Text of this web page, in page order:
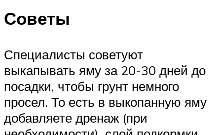
Советы
Специалисты советуют
выкапывать яму за 20-30 дней до
посадки, чтобы грунт немного
просел. То есть в выкопанную яму
добавляете дренаж (при